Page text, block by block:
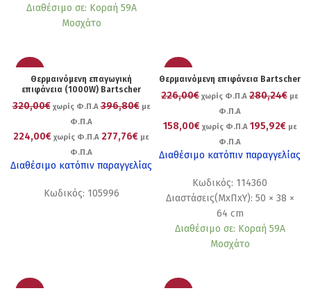
Διαθέσιμο σε: Κοραή 59Α
Μοσχάτο
Θερμαινόμενη επαγωγική
επιφάνεια (1000W) Bartscher
320,00€χωρίς Φ.Π.Α396,80€με
Φ.Π.Α
224,00€ χωρίς Φ.Π.Α 277,76€ με
Φ.Π.Α
Διαθέσιμο κατόπιν παραγγελίας
Κωδικός: 105996
Θερμαινόμενη επιφάνεια Bartscher
226,00€ χωρίς Φ.Π.Α 280,24€ με
Φ.Π.Α
158,00€ χωρίς Φ.Π.Α 195,92€ με
Φ.Π.Α
Διαθέσιμο κατόπιν παραγγελίας
Κωδικός: 114360
Διαστάσεις(ΜxΠxΥ): 50 × 38 ×
64 cm
Διαθέσιμο σε: Κοραή 59Α
Μοσχάτο